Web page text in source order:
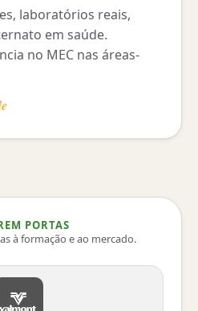
laboratórios reais,
em saúde.
no MEC nas áreas-
PORTAS
à formação e ao mercado.